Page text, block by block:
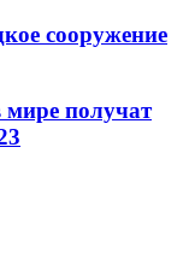
сооружение
получат